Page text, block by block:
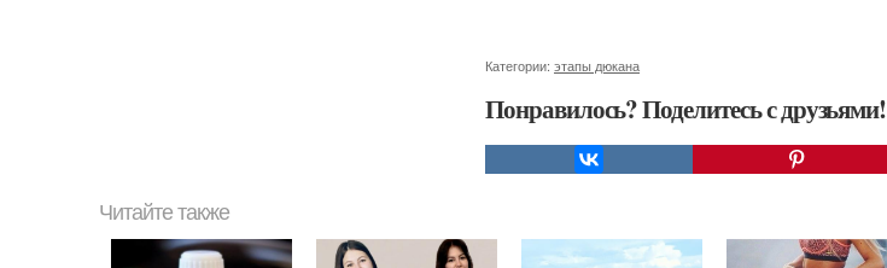
Категории: этапы дюкана
Понравилось? Поделитесь с друзьями!
Читайте также